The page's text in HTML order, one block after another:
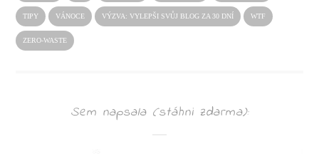
TIPY VÁNOCE VÝZVA: VYLEPŠI SVŮJ BLOG ZA 30 DNÍ WTF
ZERO-WASTE
Sem napsala (stáhni zdarma):